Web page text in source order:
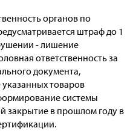
органов по
штраф до 1
- лишение
ответственность за
документа,
товаров
системы
закрытие в прошлом году в